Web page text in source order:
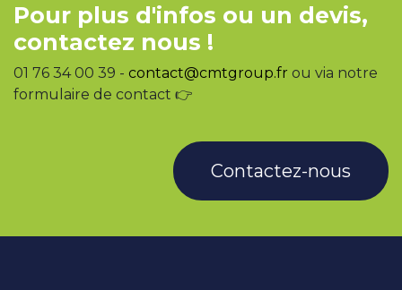
Pour plus d'infos ou un devis,
contactez nous !
01 76 34 00 39 - contact@cmtgroup.fr ou via notre
formulaire de contact 👉
Contactez-nous